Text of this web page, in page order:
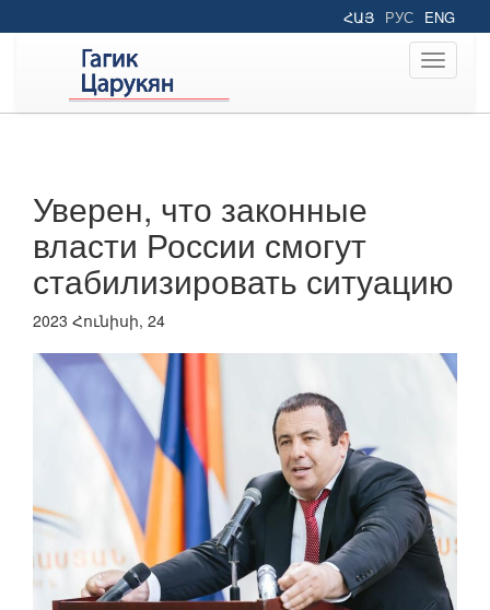
ՀԱՅ РУС ENG
Toggle
Уверен, что законные
власти России смогут
стабилизировать ситуацию
2023 Հունիսի, 24